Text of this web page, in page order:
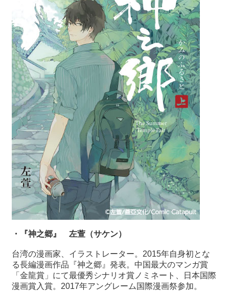
・『神之郷』 左萱（サケン）
台湾の漫画家、イラストレーター。 2015年自身初とな
る長編漫画作品『神之郷』発表。中国最大のマンガ賞
「金龍賞」にて最優秀シナリオ賞ノミネート、日本国際
漫画賞入賞。 2017年アングレーム国際漫画祭参加。